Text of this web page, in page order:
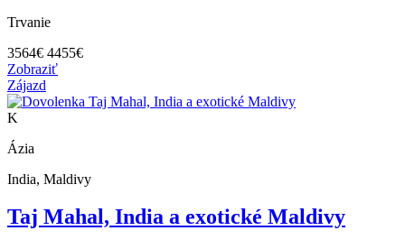
Trvanie
3564€ 4455€
Zobraziť
Zájazd
K
Ázia
India, Maldivy
Taj Mahal, India a exotické Maldivy